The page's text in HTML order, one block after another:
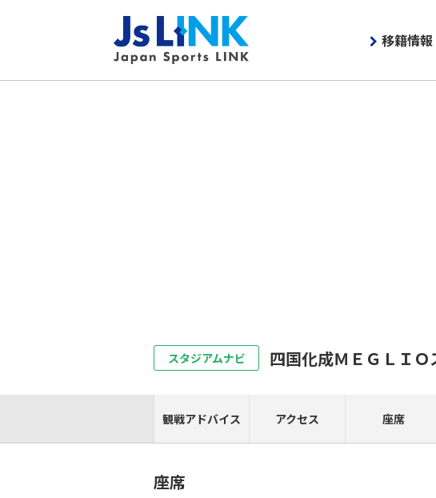
移籍情報
スタジアムナビ 四国化成ＭＥＧＬＩＯ
観戦アドバイス アクセス 座席
座席